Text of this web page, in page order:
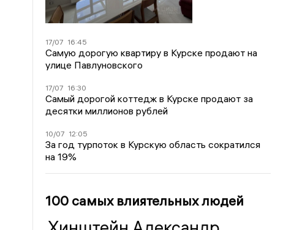
17/07 16:45
Самую дорогую квартиру в Курске продают на
улице Павлуновского
17/07 16:30
Самый дорогой коттедж в Курске продают за
десятки миллионов рублей
10/07 12:05
За год турпоток в Курскую область сократился
на 19%
100 самых влиятельных людей